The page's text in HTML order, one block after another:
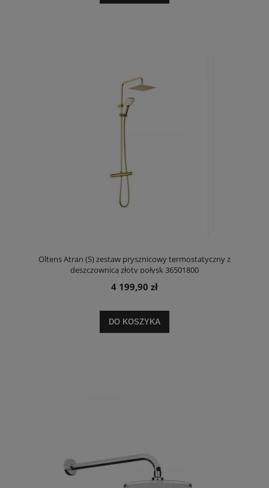
Oltens Atran (S) zestaw prysznicowy termostatyczny z
deszczownicą złoty połysk 36501800
4 199,90 zł
DO KOSZYKA